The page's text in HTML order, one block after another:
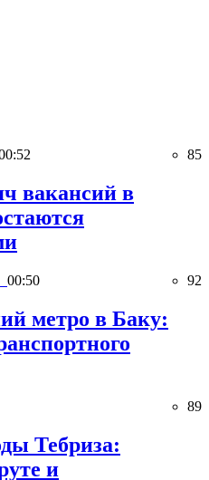
85
вакансий в
00:50 92
метро в Баку:
89
Тебриза:
и